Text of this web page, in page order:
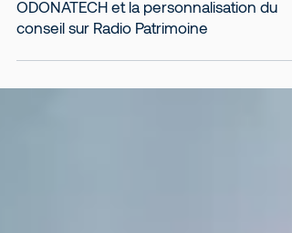
Odonatech
13 mai 2022
1 min de lecture
ODONATECH et la personnalisation du